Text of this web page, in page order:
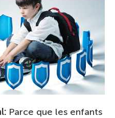
Parce que les enfants